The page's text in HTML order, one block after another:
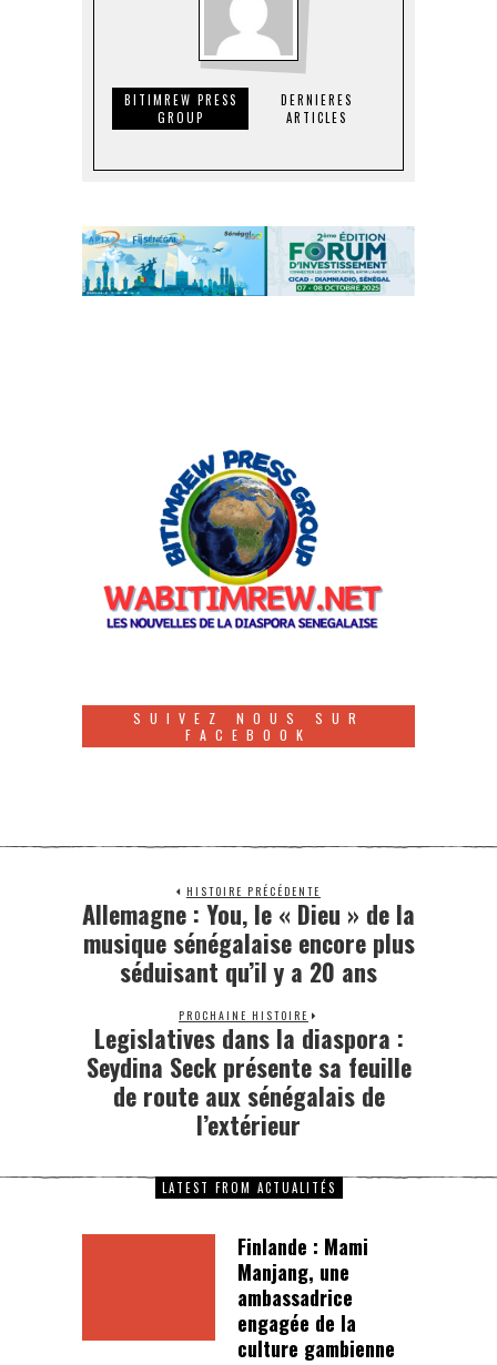
BITIMREW PRESS
GROUP
DERNIERES
ARTICLES
SUIVEZ NOUS SUR
FACEBOOK
HISTOIRE PRÉCÉDENTE
Allemagne : You, le « Dieu » de la
musique sénégalaise encore plus
séduisant qu’il y a 20 ans
PROCHAINE HISTOIRE
Legislatives dans la diaspora :
Seydina Seck présente sa feuille
de route aux sénégalais de
l’extérieur
LATEST FROM ACTUALITÉS
Finlande : Mami
Manjang, une
ambassadrice
engagée de la
culture gambienne